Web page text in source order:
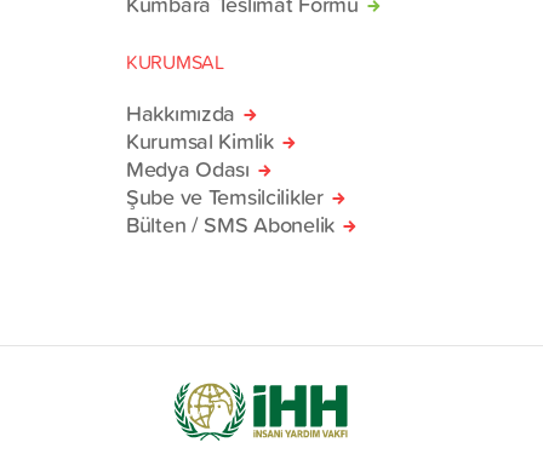
KURUMSAL
Hakkımızda
Kurumsal Kimlik
Medya Odası
Şube ve Temsilcilikler
Bülten / SMS Abonelik